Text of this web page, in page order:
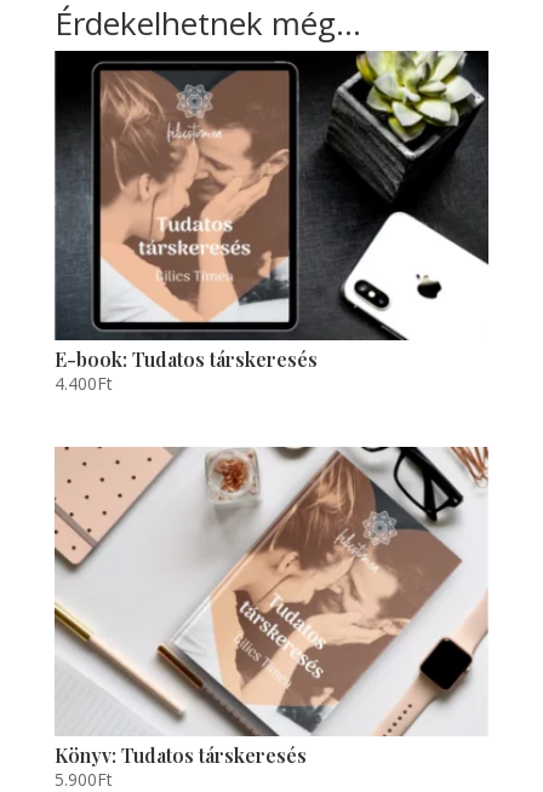
Érdekelhetnek még…
E-book: Tudatos társkeresés
4.400Ft
Könyv: Tudatos társkeresés
5.900Ft